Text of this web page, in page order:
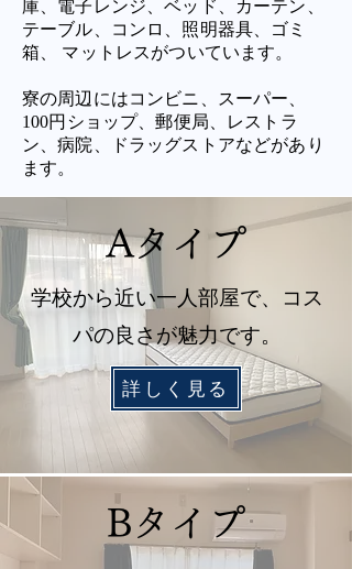
庫、電子レンジ、ベッド、カーテン、
テーブル、コンロ、照明器具、ゴミ
箱、 マットレスがついています。
寮の周辺にはコンビニ、スーパー、
100円ショップ、郵便局、レストラ
ン、病院、ドラッグストアなどがあり
ます。
Aタイプ
学校から近い一人部屋で、コス
パの良さが魅力です。
詳しく見る
Bタイプ